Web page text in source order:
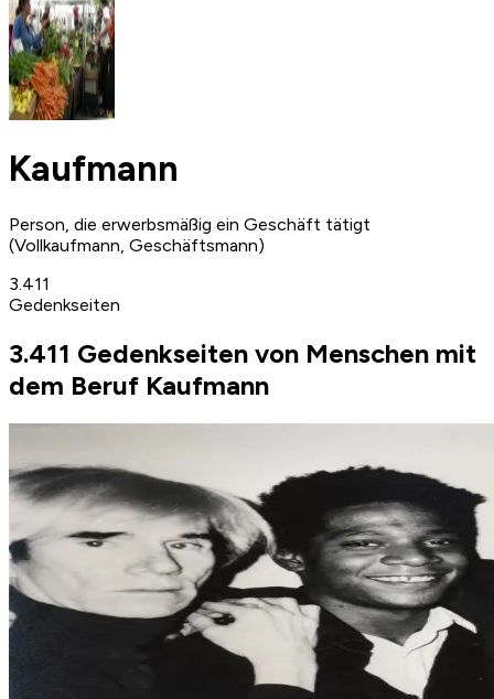
Kaufmann
Person, die erwerbsmäßig ein Geschäft tätigt
(Vollkaufmann, Geschäftsmann)
3.411
Gedenkseiten
3.411 Gedenkseiten von Menschen mit
dem Beruf Kaufmann